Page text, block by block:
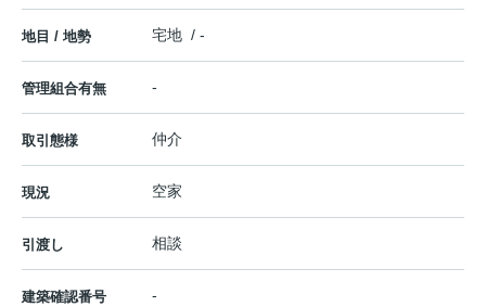
地目 / 地勢 宅地 / -
管理組合有無 -
取引態様 仲介
現況 空家
引渡し 相談
建築確認番号 -